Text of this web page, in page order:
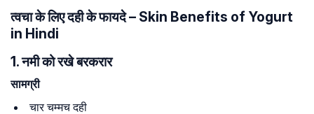
त्वचा के लिए दही के फायदे – Skin Benefits of Yogurt
in Hindi
1. नमी को रखे बरकरार
सामग्री
चार चम्मच दही